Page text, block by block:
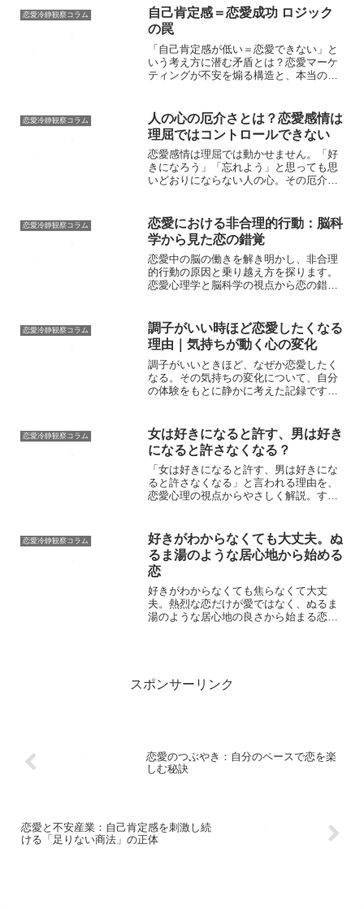
恋愛冷静観察コラム
自己肯定感＝恋愛成功 ロジック
の罠
「自己肯定感が低い＝恋愛できない」と
いう考え方に潜む矛盾とは？恋愛マーケ
ティングが不安を煽る構造と、本当の恋
恋愛冷静観察コラム
人の心の厄介さとは？恋愛感情は
理屈ではコントロールできない
恋愛感情は理屈では動かせません。「好
きになろう」「忘れよう」と思っても思
いどおりにならない人の心。その厄介さ
恋愛冷静観察コラム
恋愛における非合理的行動：脳科
学から見た恋の錯覚
恋愛中の脳の働きを解き明かし、非合理
的行動の原因と乗り越え方を探ります。
恋愛心理学と脳科学の視点から恋の錯覚
恋愛冷静観察コラム
調子がいい時ほど恋愛したくなる
理由｜気持ちが動く心の変化
調子がいいときほど、なぜか恋愛したく
なる。その気持ちの変化について、自分
の体験をもとに静かに考えた記録です。
恋愛冷静観察コラム
女は好きになると許す、男は好き
になると許さなくなる？
「女は好きになると許す、男は好きにな
ると許さなくなる」と言われる理由を、
恋愛心理の視点からやさしく解説。すれ
恋愛冷静観察コラム
好きがわからなくても大丈夫。ぬ
るま湯のような居心地から始める
恋
好きがわからなくても焦らなくて大丈
夫。熱烈な恋だけが愛ではなく、ぬるま
湯のような居心地の良さから始まる恋も
スポンサーリンク
恋愛のつぶやき：自分のペースで恋を楽
しむ秘訣
恋愛と不安産業：自己肯定感を刺激し続
ける「足りない商法」の正体